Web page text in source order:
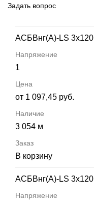
Задать вопрос
АСБВнг(А)-LS 3х120
1
от 1 097,45 руб.
3 054 м
В корзину
АСБВнг(А)-LS 3х120